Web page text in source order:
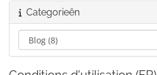
Categorieën